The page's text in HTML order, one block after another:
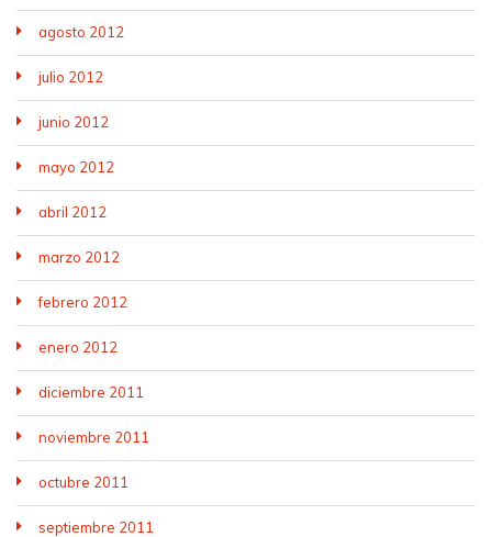
agosto 2012
julio 2012
junio 2012
mayo 2012
abril 2012
marzo 2012
febrero 2012
enero 2012
diciembre 2011
noviembre 2011
octubre 2011
septiembre 2011